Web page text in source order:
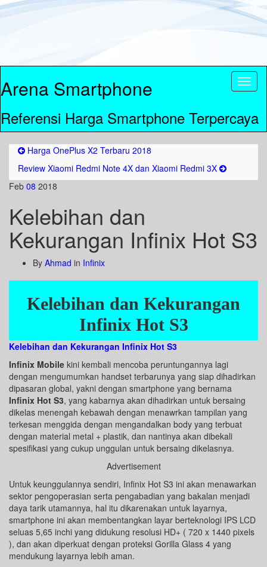
Arena Smartphone
Referensi Harga Smartphone Terpercaya
Harga OnePlus X2 Terbaru 2018
Review Xiaomi Redmi Note 4X dan Xiaomi Redmi 3X
Feb 08 2018
Kelebihan dan
Kekurangan Infinix Hot S3
By Ahmad in Infinix
Kelebihan dan Kekurangan
Infinix Hot S3
Kelebihan dan Kekurangan Infinix Hot S3
Infinix Mobile kini kembali mencoba peruntungannya lagi
dengan mengumumkan handset terbarunya yang siap dihadirkan
dipasaran global, yakni dengan smartphone yang bernama
Infinix Hot S3, yang kabarnya akan dihadirkan untuk bersaing
dikelas menengah kebawah dengan menawrkan tampilan yang
terkesan menggida dengan mengandalkan body yang terbuat
dengan material metal + plastik, dan nantinya akan dibekali
spesifikasi yang cukup unggulan untuk bersaing dikelasnya.
Advertisement
Untuk keunggulannya sendiri, Infinix Hot S3 ini akan menawarkan
sektor pengoperasian serta pengabadian yang bakalan menjadi
daya tarik utamannya, hal itu dikarenakan untuk layarnya,
smartphone ini akan membentangkan layar berteknologi IPS LCD
seluas 5,65 inchi yang didukung resolusi HD+ ( 720 x 1440 pixels
), dan akan diperkuat dengan proteksi Gorilla Glass 4 yang
mendukung layarnya lebih aman.